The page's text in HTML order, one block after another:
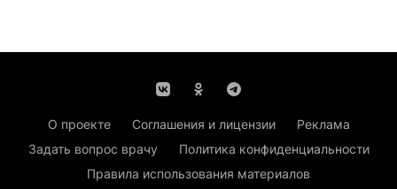
О проекте Соглашения и лицензии
Реклама
Задать вопрос врачу
Политика конфиденциальности
Правила использования материалов